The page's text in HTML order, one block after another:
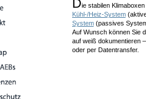
Die stabilen
Kühl-/Heiz-System
System(passives
Auf Wunsch können Sie
auf weiß dokumentieren
oder per Datentransfer.